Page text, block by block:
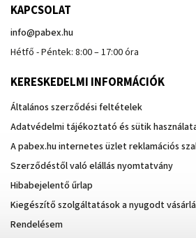
KAPCSOLAT
info@pabex.hu
Hétfő - Péntek: 8:00 – 17:00 óra
KERESKEDELMI INFORMÁCIÓK
Általános szerződési feltételek
Adatvédelmi tájékoztató és sütik
A pabex.hu internetes üzlet reklamációs
Szerződéstől való elállás nyomtatvány
Hibabejelentő űrlap
Kiegészítő szolgáltatások a nyugodt
Rendelésem